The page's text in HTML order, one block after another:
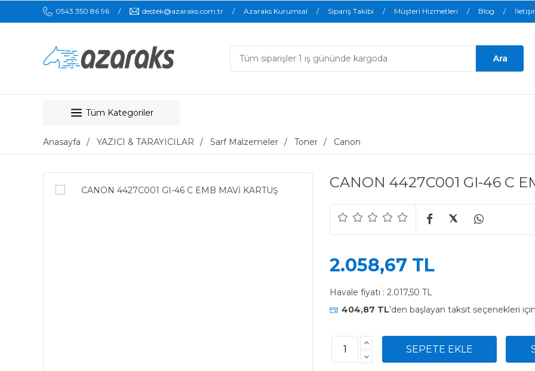
0543 350 86 96 destek@azaraks.com.tr Azaraks Kurumsal Sipariş Takibi Müşteri Hizmetleri Blog
Tüm Kategoriler
Anasayfa YAZICI & TARAYICILAR Sarf Malzemeler Toner Canon
CANON 4427C001 GI-46 C
2.058,67 TL
Havale fiyatı : 2.017,50 TL
404,87 TL'den başlayan taksit seçenekleri